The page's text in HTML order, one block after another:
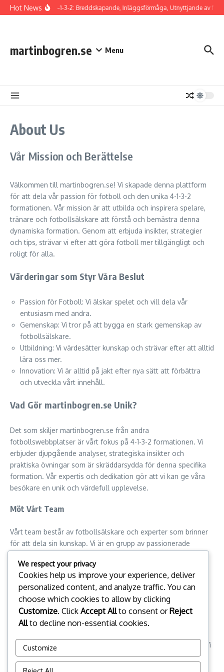
Skip to content
Hot NewsYtter i 4-1-3-2: Breddskapande, Inläggsförmåga, Utnyttjande av fart
martinbogren.se Menu
About Us
Vår Mission och Berättelse
Välkommen till martinbogren.se! Vi skapade denna plattform
för att dela vår passion för fotboll och den unika 4-1-3-2
formationen. Vår mission är att utbilda och inspirera spelare,
tränare och fotbollsälskare att förstå och bemästra denna
dynamiska formation. Genom att erbjuda insikter, strategier
och tips, strävar vi efter att göra fotboll mer tillgängligt och
roligt för alla.
Värderingar som Styr Våra Beslut
Passion för Fotboll: Vi älskar spelet och vill dela vår
entusiasm med andra.
Gemenskap: Vi tror på att bygga en stark gemenskap av
fotbollsälskare.
Utbildning: Vi värdesätter kunskap och strävar efter att alltid
lära oss mer.
Innovation: Vi är alltid på jakt efter nya sätt att förbättra
och utveckla vårt innehåll.
Vad Gör martinbogren.se Unik?
Det som skiljer martinbogren.se från andra
fotbollswebbplatser är vårt fokus på 4-1-3-2 formationen. Vi
erbjuder djupgående analyser, strategiska insikter och
praktiska övningar som är skräddarsydda för denna specifika
formation. Vår expertis och dedikation gör att vi kan ge våra
besökare en unik och värdefull upplevelse.
Möt Vårt Team
Vårt team består av fotbollsälskare och experter som brinner
för att dela sin kunskap. Vi är en grupp av passionerade
Tillsammans arbetar vi för att skapa en plattform som
verkligen gör skillnad.
Utforska Med Oss!
Vi inbjuder dig att dyka djupare in i världen av 4-1-3-2
hello@martinbogren.se
om du har frågor eller vill veta mer. Vi
ser fram emot att höra från dig!
We respect your privacy
Cookies help us improve your experience, deliver
personalized content, and analyze traffic. You can
choose which cookies to allow by clicking
Customize. Click Accept Allto consent orReject
Allto decline non-essential cookies.
Customize